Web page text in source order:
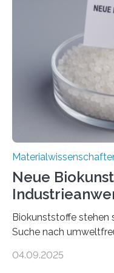
Solarzellen. Eine
noch auf ein neues
Forschende an der
mit Kollegen aus
Schweiz direkt
Neue
Biokunststoffe stehen
Suche nach
an fossilen Rohstoffen
04.09.2025